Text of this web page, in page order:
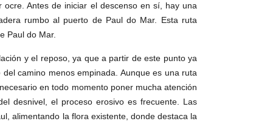
ocre. Antes de iniciar el descenso en sí, hay una
rumbo al puerto de Paul do Mar. Esta ruta
Paul do Mar.
y el reposo, ya que a partir de este punto ya
camino menos empinada. Aunque es una ruta
en todo momento poner mucha atención
desnivel, el proceso erosivo es frecuente. Las
alimentando la flora existente, donde destaca la